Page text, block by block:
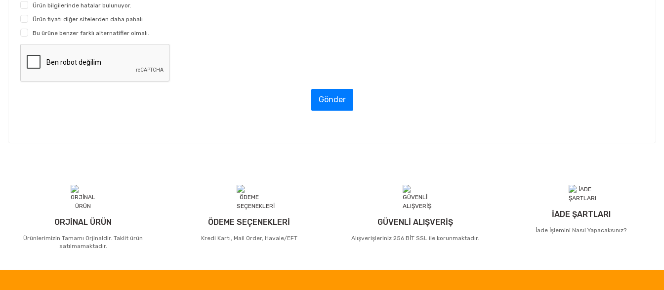
Ürün bilgilerinde hatalar bulunuyor.
Ürün fiyatı diğer sitelerden daha pahalı.
Bu ürüne benzer farklı alternatifler olmalı.
Gönder
ORJİNAL ÜRÜN
Ürünlerimizin Tamamı Orjinaldir. Taklit ürün
satılmamaktadır.
ÖDEME SEÇENEKLERİ
Kredi Kartı, Mail Order, Havale/EFT
GÜVENLİ ALIŞVERİŞ
Alışverişleriniz 256 BİT SSL ile korunmaktadır.
İADE ŞARTLARI
İade İşlemini Nasıl Yapacaksınız?